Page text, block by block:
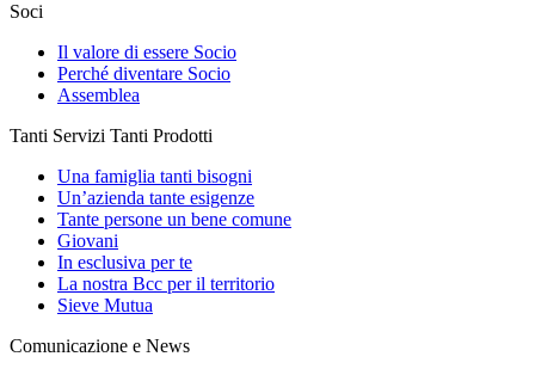
Soci
Il valore di essere Socio
Perché diventare Socio
Assemblea
Tanti Servizi Tanti Prodotti
Una famiglia tanti bisogni
Un’azienda tante esigenze
Tante persone un bene comune
Giovani
In esclusiva per te
La nostra Bcc per il territorio
Sieve Mutua
Comunicazione e News